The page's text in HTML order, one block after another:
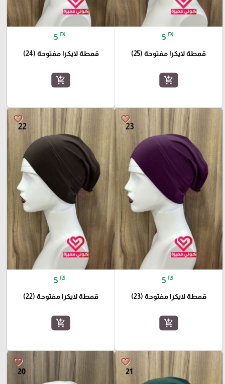
5 ₪
قمطة لايكرا مفتوحة (25)
add_shopping_cart
5 ₪
قمطة لايكرا مفتوحة (24)
add_shopping_cart
favorite_border
5 ₪
قمطة لايكرا مفتوحة (23)
add_shopping_cart
favorite_border
5 ₪
قمطة لايكرا مفتوحة (22)
add_shopping_cart
favorite_border
favorite_border